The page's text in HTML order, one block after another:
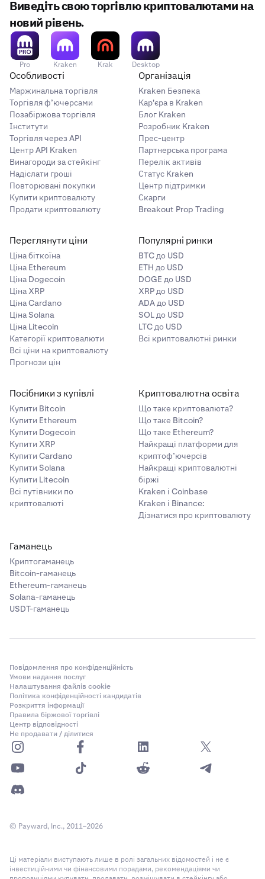
Виведіть свою торгівлю криптовалютами на
новий рівень.
Pro Kraken Krak Desktop
Особливості
Маржинальна торгівля
Торгівля ф’ючерсами
Позабіржова торгівля
Інститути
Торгівля через API
Центр API Kraken
Винагороди за стейкінг
Надіслати гроші
Повторювані покупки
Купити криптовалюту
Продати криптовалюту
Організація
Kraken Безпека
Кар'єра в Kraken
Блог Kraken
Розробник Kraken
Прес-центр
Партнерська програма
Перелік активів
Статус Kraken
Центр підтримки
Скарги
Breakout Prop Trading
Переглянути ціни
Ціна біткоїна
Ціна Ethereum
Ціна Dogecoin
Ціна XRP
Ціна Cardano
Ціна Solana
Ціна Litecoin
Категорії криптовалюти
Всі ціни на криптовалюту
Прогнози цін
Популярні ринки
BTC до USD
ETH до USD
DOGE до USD
XRP до USD
ADA до USD
SOL до USD
LTC до USD
Всі криптовалютні ринки
Посібники з купівлі
Купити Bitcoin
Купити Ethereum
Купити Dogecoin
Купити XRP
Купити Cardano
Купити Solana
Купити Litecoin
Всі путівники по
криптовалюті
Криптовалютна освіта
Що таке криптовалюта?
Що таке Bitcoin?
Що таке Ethereum?
Найкращі платформи для
криптоф’ючерсів
Найкращі криптовалютні
біржі
Kraken і Coinbase
Kraken і Binance:
Дізнатися про криптовалюту
Гаманець
Криптогаманець
Bitcoin-гаманець
Ethereum-гаманець
Solana-гаманець
USDT-гаманець
Повідомлення про конфіденційність
Умови надання послуг
Налаштування файлів cookie
Політика конфіденційності кандидатів
Розкриття інформації
Правила біржової торгівлі
Центр відповідності
Не продавати / ділитися
© Payward, Inc., 2011–2026
Ці матеріали виступають лише в ролі загальних відомостей і не є
інвестиційними чи фінансовими порадами, рекомендаціями чи